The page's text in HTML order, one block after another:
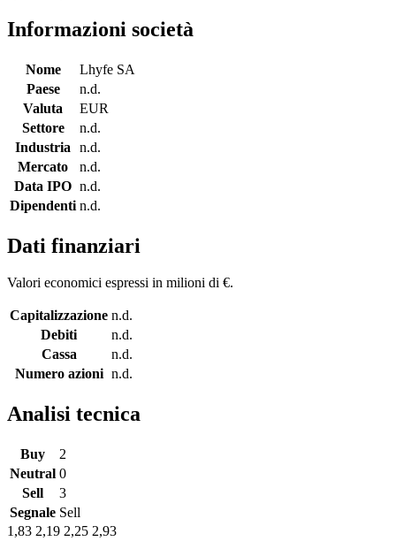
Informazioni società
Nome
Lhyfe SA
Paese
n.d.
Valuta
EUR
Settore
n.d.
Industria
n.d.
Mercato
n.d.
Data IPO n.d.
Dipendenti n.d.
Dati finanziari
Valori economici espressi in milioni di €.
Capitalizzazione n.d.
Debiti
n.d.
Cassa
n.d.
Numero azioni n.d.
Analisi tecnica
Buy
2
Neutral 0
Sell
3
Segnale Sell
1,83 2,19 2,25 2,93